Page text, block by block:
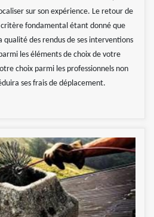
sur son expérience. Le retour de
fondamental étant donné que
qualité des rendus de ses interventions
les éléments de choix de votre
choix parmi les professionnels non
ses frais de déplacement.